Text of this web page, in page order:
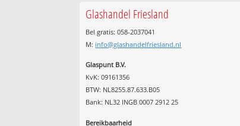
Glashandel Friesland
Bel gratis: 058-2037041
M: info@glashandelfriesland.nl
Glaspunt B.V.
KvK: 09161356
BTW: NL8255.87.633.B05
Bank: NL32 INGB 0007 2912 25
Bereikbaarheid